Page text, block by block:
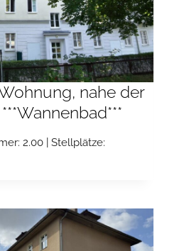
nahe der
2.00 | Stellplätze: